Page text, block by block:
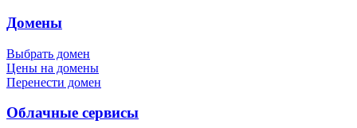
Домены
Выбрать домен
Цены на домены
Перенести домен
Облачные сервисы